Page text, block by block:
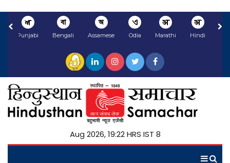
अ
Hindi
अ
Marathi
ଏ
Odia
অ
Assamese
বা
Bengali
ਅ
Punjabi
8 Aug 2026, 19:22 HRS IST